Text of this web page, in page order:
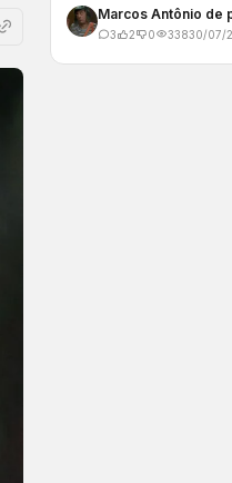
Marcos Antônio de
3 2 0 33830/07/